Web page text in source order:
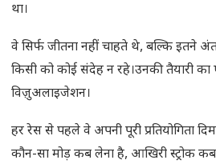
था।
वे सिर्फ जीतना नहीं चाहते थे, बल्कि इतने
किसी को कोई संदेह न रहे।उनकी तैयारी का
विज़ुअलाइजेशन।
हर रेस से पहले वे अपनी पूरी प्रतियोगिता
कौन-सा मोड़ कब लेना है, आखिरी स्ट्रोक